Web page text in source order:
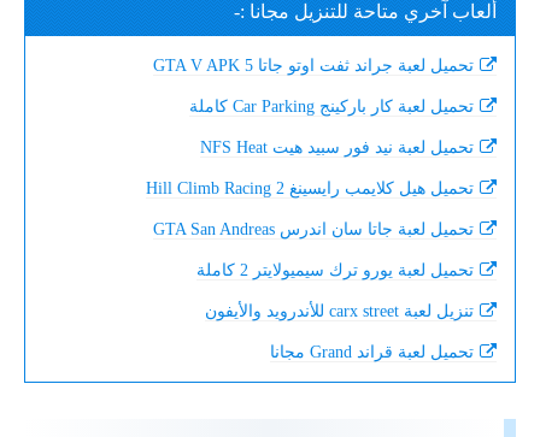
ألعاب آخري متاحة للتنزيل مجانا :-
تحميل لعبة جراند ثفت اوتو جاتا 5 GTA V APK
تحميل لعبة كار باركينج Car Parking كاملة
تحميل لعبة نيد فور سبيد هيت NFS Heat
تحميل هيل كلايمب رايسينغ 2 Hill Climb Racing
تحميل لعبة جاتا سان اندرس GTA San Andreas
تحميل لعبة يورو ترك سيميولايتر 2 كاملة
تنزيل لعبة carx street للأندرويد والأيفون
تحميل لعبة قراند Grand مجانا